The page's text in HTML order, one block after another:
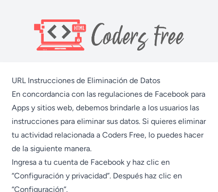
URL Instrucciones de Eliminación de Datos
En concordancia con las regulaciones de Facebook para
Apps y sitios web, debemos brindarle a los usuarios las
instrucciones para eliminar sus datos. Si quieres eliminar
tu actividad relacionada a Coders Free, lo puedes hacer
de la siguiente manera.
Ingresa a tu cuenta de Facebook y haz clic en
“Configuración y privacidad”. Después haz clic en
“Configuración”.